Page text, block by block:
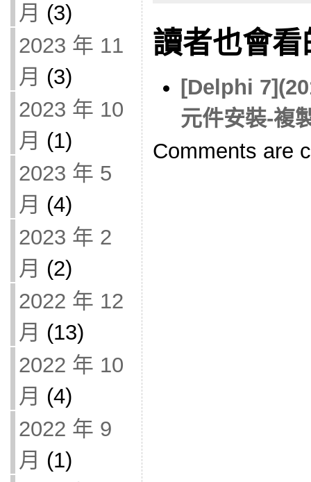
月 (3)
2023 年 11
月 (3)
2023 年 10
月 (1)
2023 年 5
月 (4)
2023 年 2
月 (2)
2022 年 12
月 (13)
2022 年 10
月 (4)
2022 年 9
月 (1)
讀者也會
[Delphi
元件安裝-複
Comments are